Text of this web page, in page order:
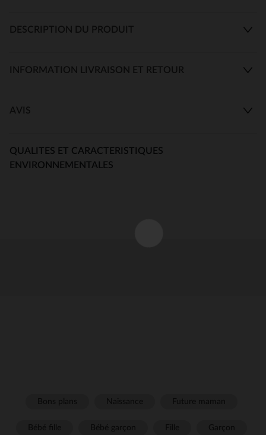
DESCRIPTION DU PRODUIT
INFORMATION LIVRAISON ET RETOUR
AVIS
QUALITES ET CARACTERISTIQUES
ENVIRONNEMENTALES